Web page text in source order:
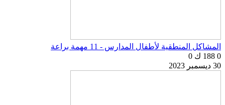
المشاكل المنطقية لأطفال المدارس - 11 مهمة براعة
0 188 ك
0
30 ديسمبر 2023